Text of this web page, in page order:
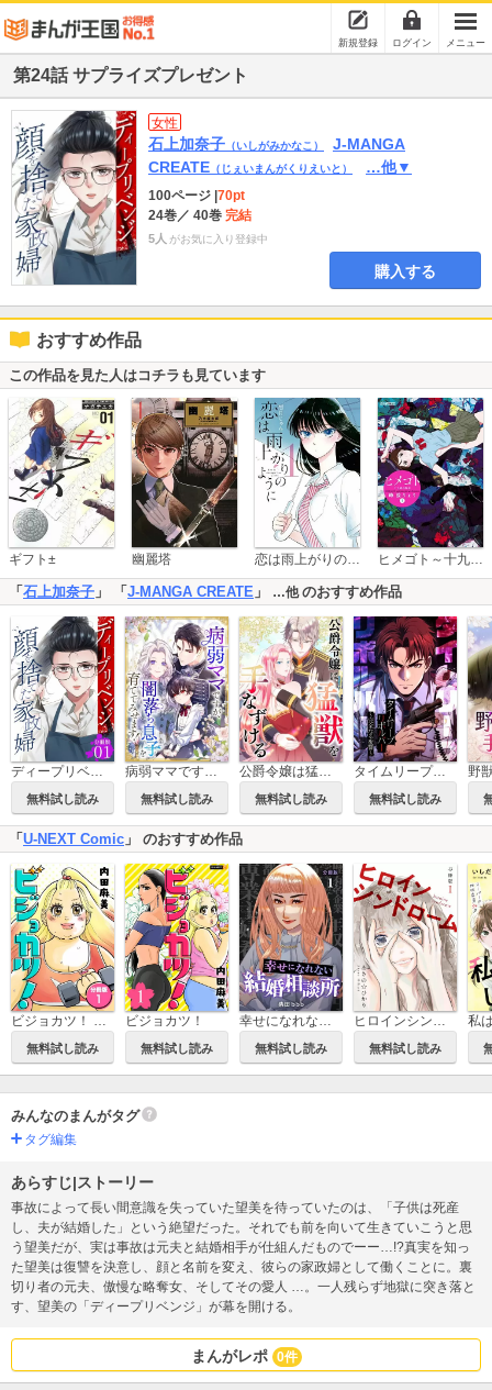
新規登録 ログイン メニュー
第24話 サプライズプレゼント
女性
石上加奈子 （いしがみかなこ）
J-MANGA
CREATE （じぇいまんがくりえいと） …他▼
100ページ 70pt
24巻／ 40巻 完結
5人 がお気に入り登録中
購入する
おすすめ作品
この作品を見た人はコチラも見ています
ギフト± 幽麗塔 恋は雨上がりのように ヒメゴト～十九歳の制服～
「 石上加奈子 」 「 J-MANGA CREATE 」 …他のおすすめ作品
ディープリベンジ-顔を捨てた家政婦- 【分冊版】
無料試し読み
病弱ママですが、闇落ち息子を育ててみせます！
無料試し読み
公爵令嬢は猛獣を手なずける
無料試し読み
タイムリープリボルバー～完全なる復讐～
無料試し読み
「 U-NEXT Comic 」 のおすすめ作品
無料試し読み
ビジョカツ！
無料試し読み 無料試し読み 無料試し読み
みんなのまんがタグ
タグ編集
あらすじ|ストーリー
事故によって長い間意識を失っていた望美を待っていたのは、「子供は死産
し、夫が結婚した」という絶望だった。それでも前を向いて生きていこうと思
う望美だが、実は事故は元夫と結婚相手が仕組んだものでーー…!?真実を知っ
た望美は復讐を決意し、顔と名前を変え、彼らの家政婦として働くことに。裏
切り者の元夫、傲慢な略奪女、そしてその愛人 …。一人残らず地獄に突き落と
す、望美の「ディープリベンジ」が幕を開ける。
まんがレポ 0件